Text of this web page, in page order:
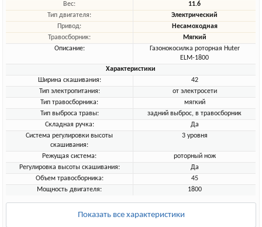
Вес:
11.6
Тип двигателя:
Электрический
Привод:
Несамоходная
Травосборник:
Мягкий
Описание:
Газонокосилка роторная Huter
ELM-1800
Характеристики
Ширина скашивания:
42
Тип электропитания:
от электросети
Тип травосборника:
мягкий
Тип выброса травы:
задний выброс, в травосборник
Складная ручка:
Да
Система регулировки высоты
скашивания:
3 уровня
Режущая система:
роторный нож
Регулировка высоты скашивания:
Да
Объем травосборника:
45
Мощность двигателя:
1800
Показать все характеристики